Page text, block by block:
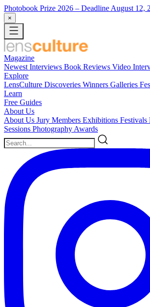
Photobook Prize 2026 – Deadline August 12,
×
Magazine
Newest Interviews Book Reviews Video
Explore
LensCulture Discoveries Winners Galleries
Learn
Free Guides
About Us
About Us Jury Members Exhibitions Festivals
Sessions Photography Awards